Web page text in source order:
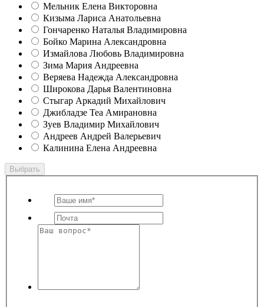
Мельник Елена Викторовна
Кизыма Лариса Анатольевна
Гончаренко Наталья Владимировна
Бойко Марина Александровна
Измайлова Любовь Владимировна
Зима Мария Андреевна
Веряева Надежда Александровна
Широкова Дарья Валентиновна
Стыгар Аркадий Михайлович
Джибладзе Теа Амирановна
Зуев Владимир Михайлович
Андреев Андрей Валерьевич
Калинина Елена Андреевна
Выбрать